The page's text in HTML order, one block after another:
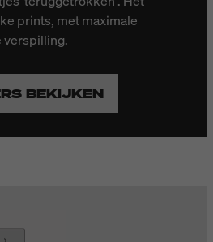
prints, met maximale
verspilling.
BEKIJKEN